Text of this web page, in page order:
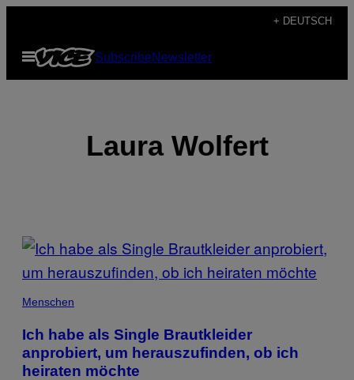
content
+ DEUTSCH
Open
Menu
SubscribeNewsletter
Laura Wolfert
POSTS
BY
THIS
AUTHOR
Menschen
Ich habe als Single Brautkleider
anprobiert, um herauszufinden, ob ich
heiraten möchte